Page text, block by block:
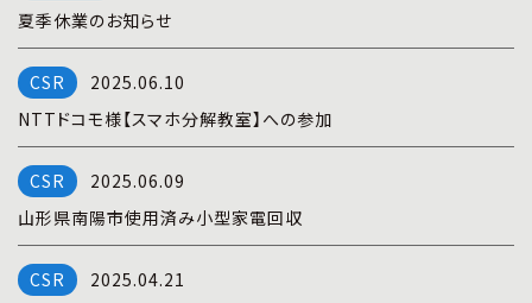
夏季休業のお知らせ
2025.06.10
NTTドコモ様【スマホ分解教室】への参加
2025.06.09
山形県南陽市使用済み小型家電回収
2025.04.21